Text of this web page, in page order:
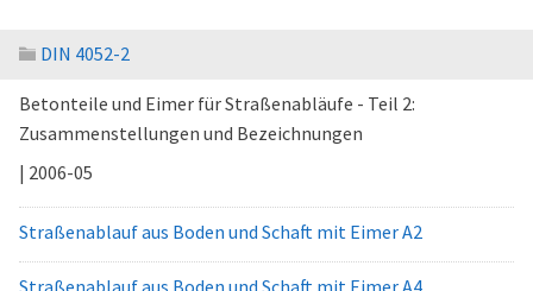
DIN 4052-2
Betonteile und Eimer für Straßenabläufe - Teil 2:
Zusammenstellungen und Bezeichnungen
| 2006-05
Straßenablauf aus Boden und Schaft mit Eimer A2
Straßenablauf aus Boden und Schaft mit Eimer A4